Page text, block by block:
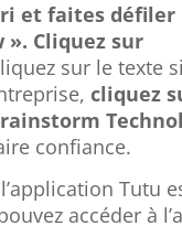
et faites
». Cliquez sur
sur le texte
cliquez
confiance.
Tutu
accéder à